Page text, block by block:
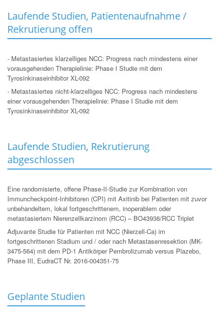
Laufende Studien, Patientenaufnahme /
Rekrutierung offen
- Metastasiertes klarzelliges NCC: Progress nach mindestens einer
vorausgehenden Therapielinie: Phase I Studie mit dem
Tyrosinkinaseinhibitor XL-092
- Metastasiertes nicht-klarzelliges NCC: Progress nach mindestens
einer vorausgehenden Therapielinie: Phase I Studie mit dem
Tyrosinkinaseinhibitor XL-092
Laufende Studien, Rekrutierung
abgeschlossen
Eine randomisierte, offene Phase-II-Studie zur Kombination von
Immuncheckpoint-Inhibitoren (CPI) mit Axitinib bei Patienten mit zuvor
unbehandeltem, lokal fortgeschrittenem, inoperablem oder
metastasiertem Nierenzellkarzinom (RCC) – BO43936/RCC Triplet
Adjuvante Studie für Patienten mit NCC (Nierzell-Ca) im
fortgeschrittenen Stadium und / oder nach Metastasenresektion (MK-
3475-564) mit dem PD-1 Antikörper Pembrolizumab versus Plazebo,
Phase III, EudraCT Nr. 2016-004351-75
Geplante Studien